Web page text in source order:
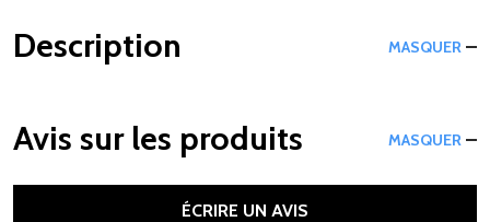
Description MASQUER
Avis sur les produits MASQUER
ÉCRIRE UN AVIS